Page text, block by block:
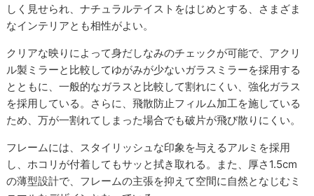
しく見せられ、ナチュラルテイストをはじめとする、さまざま
なインテリアとも相性がよい。
クリアな映りによって身だしなみのチェックが可能で、アクリ
ル製ミラーと比較してゆがみが少ないガラスミラーを採用する
とともに、一般的なガラスと比較して割れにくい、強化ガラス
を採用している。さらに、飛散防止フィルム加工を施している
ため、万が一割れてしまった場合でも破片が飛び散りにくい。
フレームには、スタイリッシュな印象を与えるアルミを採用
し、ホコリが付着してもサッと拭き取れる。また、厚さ1.5cm
の薄型設計で、フレームの主張を抑えて空間に自然となじむミ